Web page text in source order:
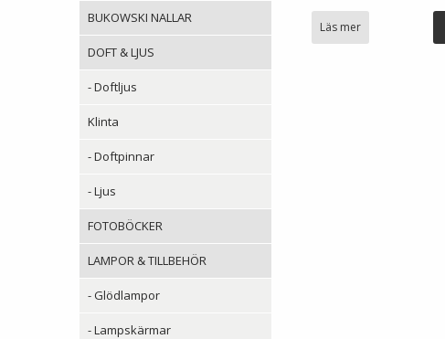
BUKOWSKI NALLAR
DOFT & LJUS
- Doftljus
Klinta
- Doftpinnar
- Ljus
FOTOBÖCKER
LAMPOR & TILLBEHÖR
- Glödlampor
- Lampskärmar
Läs mer